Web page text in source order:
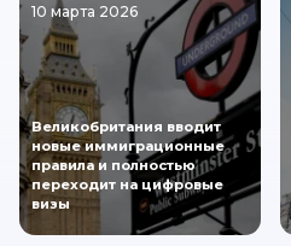
10 марта 2026
Великобритания вводит
новые иммиграционные
правила и полностью
переходит на цифровые
визы